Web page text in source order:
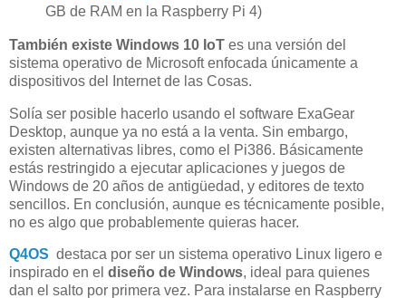
GB de RAM en la Raspberry Pi 4)
También existe Windows 10 IoT es una versión del
sistema operativo de Microsoft enfocada únicamente a
dispositivos del Internet de las Cosas.
Solía ser posible hacerlo usando el software ExaGear
Desktop, aunque ya no está a la venta. Sin embargo,
existen alternativas libres, como el Pi386. Básicamente
estás restringido a ejecutar aplicaciones y juegos de
Windows de 20 años de antigüedad, y editores de texto
sencillos. En conclusión, aunque es técnicamente posible,
no es algo que probablemente quieras hacer.
Q4OS destaca por ser un sistema operativo Linux ligero e
inspirado en el diseño de Windows, ideal para quienes
dan el salto por primera vez. Para instalarse en Raspberry